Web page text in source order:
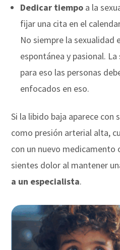
Dedicar tiempo a la
fijar una cita en el
No siempre la sexualidad
espontánea y pasional.
para eso las personas
enfocados en eso.
Si la libido baja aparece con
como presión arterial alta,
con un nuevo medicamento
sientes dolor al mantener
a un especialista.